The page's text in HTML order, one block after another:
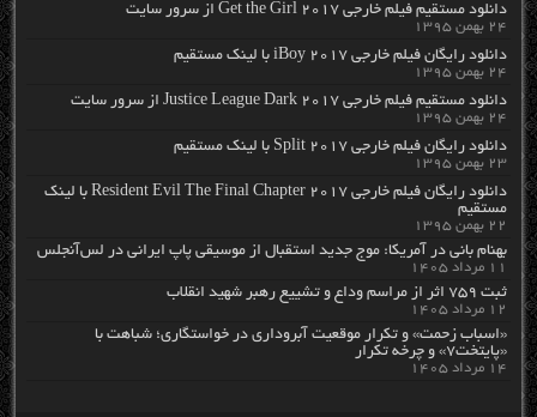
دانلود مستقیم فیلم خارجی Get the Girl 2017 از سرور سایت
۲۴ بهمن ۱۳۹۵
دانلود رایگان فیلم خارجی iBoy 2017 با لینک مستقیم
۲۴ بهمن ۱۳۹۵
دانلود مستقیم فیلم خارجی Justice League Dark 2017 از سرور سایت
۲۴ بهمن ۱۳۹۵
دانلود رایگان فیلم خارجی Split 2017 با لینک مستقیم
۲۳ بهمن ۱۳۹۵
دانلود رایگان فیلم خارجی Resident Evil The Final Chapter 2017 با لینک
مستقیم
۲۲ بهمن ۱۳۹۵
بهنام بانی در آمریکا: موج جدید استقبال از موسیقی پاپ ایرانی در لس‌آنجلس
۱۱ مرداد ۱۴۰۵
ثبت ۷۵۹ اثر از مراسم وداع و تشییع رهبر شهید انقلاب
۱۲ مرداد ۱۴۰۵
«اسباب زحمت» و تکرار موقعیت آبروداری در خواستگاری؛ شباهت با
«پایتخت۷» و چرخه تکرار
۱۴ مرداد ۱۴۰۵